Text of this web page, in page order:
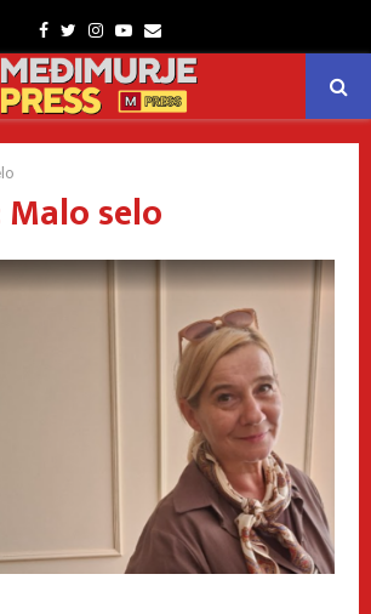
Facebook
TwitterInstagram
Youtube
Email
selo